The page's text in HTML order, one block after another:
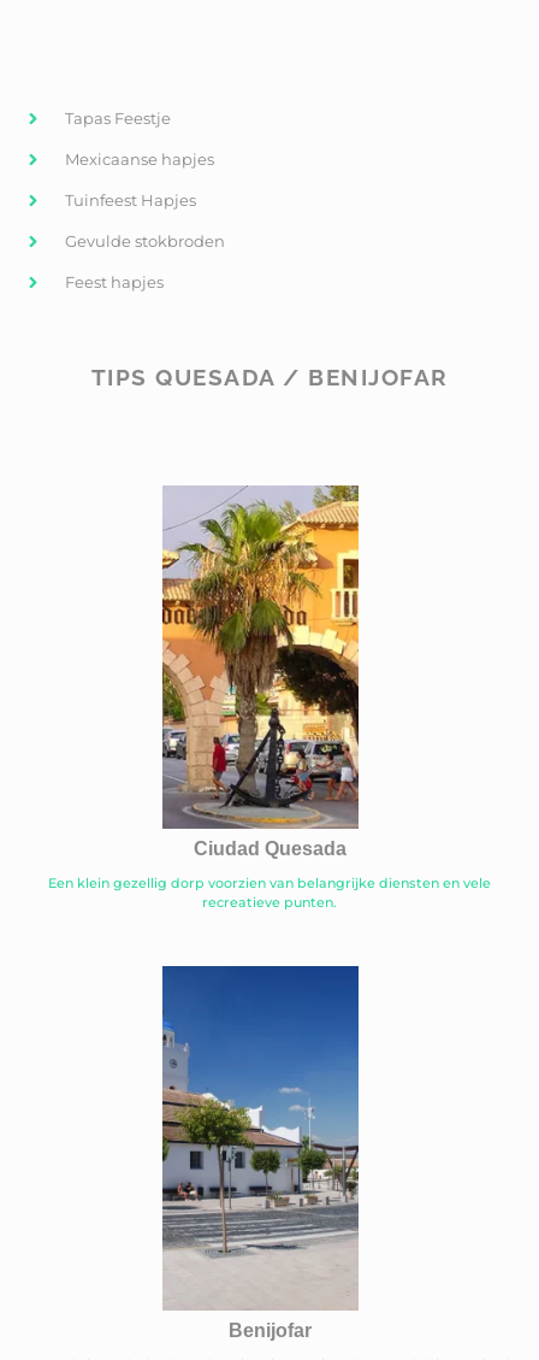
Tapas Feestje
Mexicaanse hapjes
Tuinfeest Hapjes
Gevulde stokbroden
Feest hapjes
TIPS QUESADA / BENIJOFAR
Ciudad Quesada
Een klein gezellig dorp voorzien van belangrijke diensten en vele
recreatieve punten.
Benijofar